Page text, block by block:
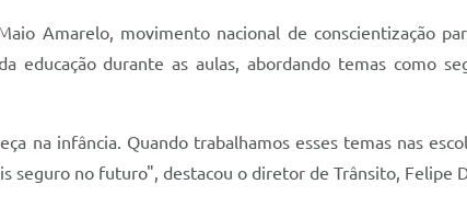
Amarelo, movimento nacional de conscientização
educação durante as aulas, abordando temas como
na infância. Quando trabalhamos esses temas nas
seguro no futuro", destacou o diretor de Trânsito, Felipe